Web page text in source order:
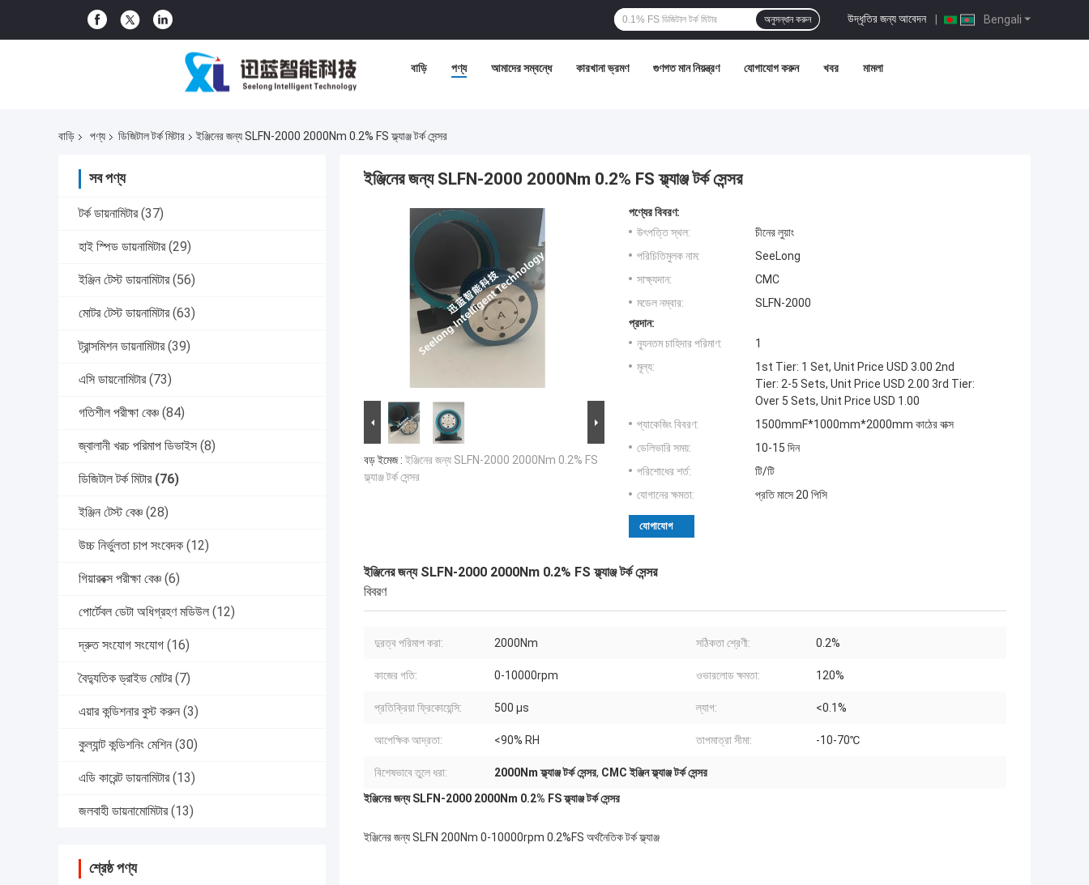
Bengali
উদ্ধৃতির জন্য আবেদন |
অনুসন্ধান করুন
বাড়ি পণ্য আমাদের সম্বন্ধে কারখানা ভ্রমণ গুণগত মান নিয়ন্ত্রণ যোগাযোগ করুন খবর মামলা
বাড়ি পণ্য ডিজিটাল টর্ক মিটার ইঞ্জিনের জন্য SLFN-2000 2000Nm 0.2% FS ফ্ল্যাঞ্জ টর্ক সেন্সর
সব পণ্য
টর্ক ডায়নামিটার (37)
হাই স্পিড ডায়নামিটার (29)
ইঞ্জিন টেস্ট ডায়নামিটার (56)
মোটর টেস্ট ডায়নামিটার (63)
ট্রান্সমিশন ডায়নামিটার (39)
এসি ডায়নোমিটার (73)
গতিশীল পরীক্ষা বেঞ্চ (84)
জ্বালানী খরচ পরিমাপ ডিভাইস (8)
ডিজিটাল টর্ক মিটার (76)
ইঞ্জিন টেস্ট বেঞ্চ (28)
উচ্চ নির্ভুলতা চাপ সংবেদক (12)
গিয়ারবক্স পরীক্ষা বেঞ্চ (6)
পোর্টেবল ডেটা অধিগ্রহণ মডিউল (12)
দ্রুত সংযোগ সংযোগ (16)
বৈদ্যুতিক ড্রাইভ মোটর (7)
এয়ার কন্ডিশনার বুস্ট করুন (3)
কুল্যান্ট কন্ডিশনিং মেশিন (30)
এডি কারেন্ট ডায়নামিটার (13)
জলবাহী ডায়নামোমিটার (13)
শ্রেষ্ঠ পণ্য
ইঞ্জিনের জন্য SLFN-2000 2000Nm 0.2% FS ফ্ল্যাঞ্জ টর্ক সেন্সর
বড় ইমেজ : ইঞ্জিনের জন্য SLFN-2000 2000Nm 0.2% FS
ফ্ল্যাঞ্জ টর্ক সেন্সর
পণ্যের বিবরণ:
উৎপত্তি স্থল:
চীনের লুয়াং
পরিচিতিমুলক নাম:
SeeLong
সাক্ষ্যদান:
CMC
মডেল নম্বার:
SLFN-2000
প্রদান:
ন্যূনতম চাহিদার পরিমাণ:
1
মূল্য:
1st Tier: 1 Set, Unit Price USD 3.00 2nd
Tier: 2-5 Sets, Unit Price USD 2.00 3rd Tier:
Over 5 Sets, Unit Price USD 1.00
প্যাকেজিং বিবরণ:
1500mmF*1000mm*2000mm কাঠের বাক্স
ডেলিভারি সময়:
10-15 দিন
পরিশোধের শর্ত:
টি/টি
যোগানের ক্ষমতা:
প্রতি মাসে 20 পিসি
যোগাযোগ
ইঞ্জিনের জন্য SLFN-2000 2000Nm 0.2% FS ফ্ল্যাঞ্জ টর্ক সেন্সর
বিবরণ
দুরত্ব পরিমাপ করা: 2000Nm সঠিকতা শ্রেণী: 0.2%
কাজের গতি: 0-10000rpm ওভারলোড ক্ষমতা: 120%
প্রতিক্রিয়া ফ্রিকোয়েন্সি: 500 μs ল্যাগ: <0.1%
আপেক্ষিক আদ্রতা: <90% RH তাপমাত্রা সীমা: -10-70℃
বিশেষভাবে তুলে ধরা: 2000Nm ফ্ল্যাঞ্জ টর্ক সেন্সর, CMC ইঞ্জিন ফ্ল্যাঞ্জ টর্ক সেন্সর
ইঞ্জিনের জন্য SLFN-2000 2000Nm 0.2% FS ফ্ল্যাঞ্জ টর্ক সেন্সর
ইঞ্জিনের জন্য SLFN 200Nm 0-10000rpm 0.2%FS অর্থনৈতিক টর্ক ফ্ল্যাঞ্জ